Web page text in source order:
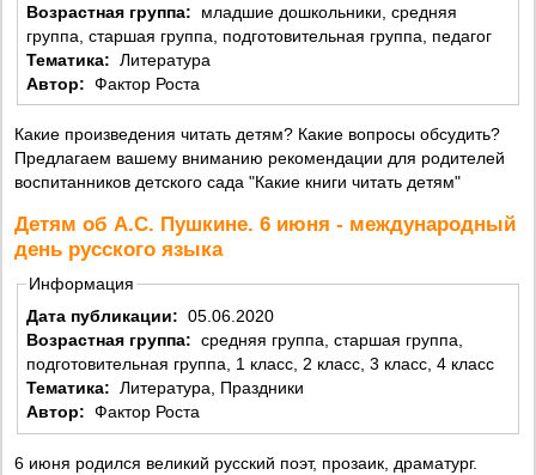
Возрастная группа:
группа, старшая группа, подготовительная группа, педагог
Тематика: Литература
Автор: Фактор Роста
Какие произведения читать детям? Какие вопросы обсудить?
Предлагаем вашему вниманию рекомендации для родителей
воспитанников детского сада "Какие книги читать детям"
Детям об А.С. Пушкине. 6 июня - международный
день русского языка
Информация
Дата публикации: 05.06.2020
Возрастная группа: средняя группа, старшая группа,
подготовительная группа, 1 класс, 2 класс, 3 класс, 4 класс
Тематика: Литература, Праздники
Автор: Фактор Роста
6 июня родился великий русский поэт, прозаик, драматург.